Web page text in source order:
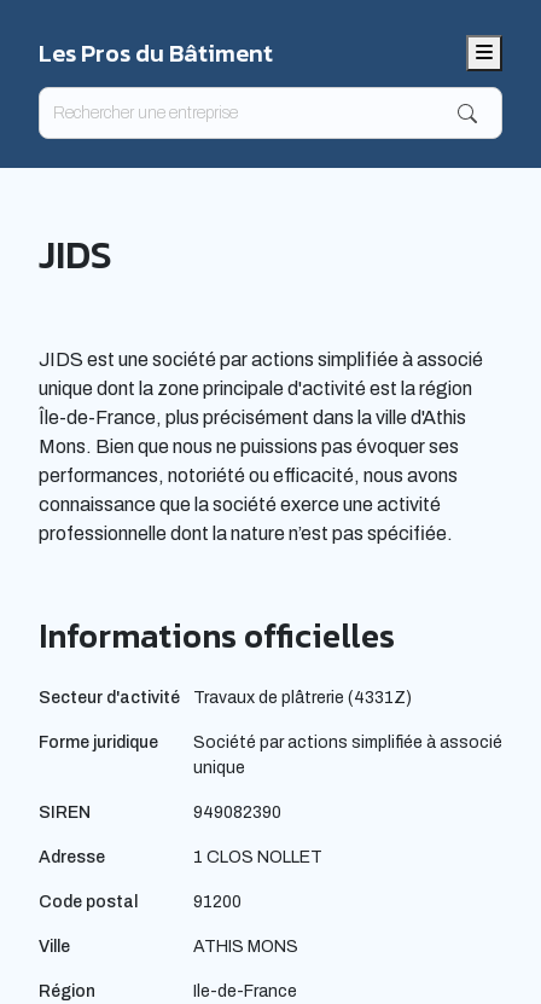
Les Pros du Bâtiment Menu
JIDS
JIDS est une société par actions simplifiée à associé
unique dont la zone principale d'activité est la région
Île-de-France, plus précisément dans la ville d'Athis
Mons. Bien que nous ne puissions pas évoquer ses
performances, notoriété ou efficacité, nous avons
connaissance que la société exerce une activité
professionnelle dont la nature n’est pas spécifiée.
Informations officielles
Secteur d'activité Travaux de plâtrerie (4331Z)
Forme juridique
Société par actions simplifiée à associé
unique
SIREN 949082390
Adresse 1 CLOS NOLLET
Code postal 91200
Ville ATHIS MONS
Région Ile-de-France